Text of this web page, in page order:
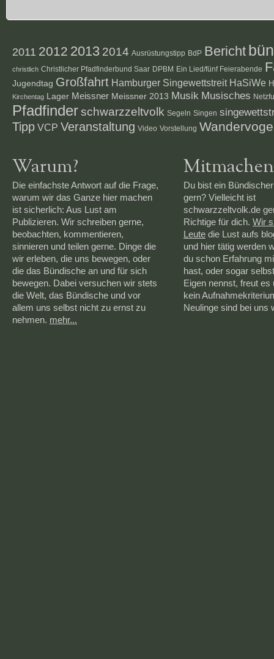
2011 2012 2013 2014 Ausrüstungstipp BdP Bericht
christlich Christlicher Pfadfinderbund Saar DPBM Ein Lied/fünf Feierabende
Jugendtag Großfahrt Hamburger Singewettstreit HaSiWe
Kirchentag Lager Meissner Meissner 2013 Musik Musisches
Pfadfinderschwarzzeltvolk Segeln Singen
Tipp VCP Veranstaltung Video Vorstellung
Warum?
Die einfachste Antwort auf die Frage,
warum wir das Ganze hier machen
ist sicherlich: Aus Lust am
Publizieren. Wir schreiben gerne,
beobachten, kommentieren,
sinnieren und teilen gerne. Dinge die
wir erleben, die uns bewegen, oder
die das Bündische an und für sich
bewegen. Dabei versuchen wir stets
die Welt, das Bündische und vor
allem uns selbst nicht zu ernst zu
nehmen. mehr...
Mitmachen
Du bist ein
gern? Vielleicht ist
schwarzzeltvolk.de
Richtige für dich. Wir
Leute die Lust aufs
und hier tätig werden
du schon Erfahrung
hast, oder sogar
Eigen nennst, freut es
kein
Neulinge sind bei uns